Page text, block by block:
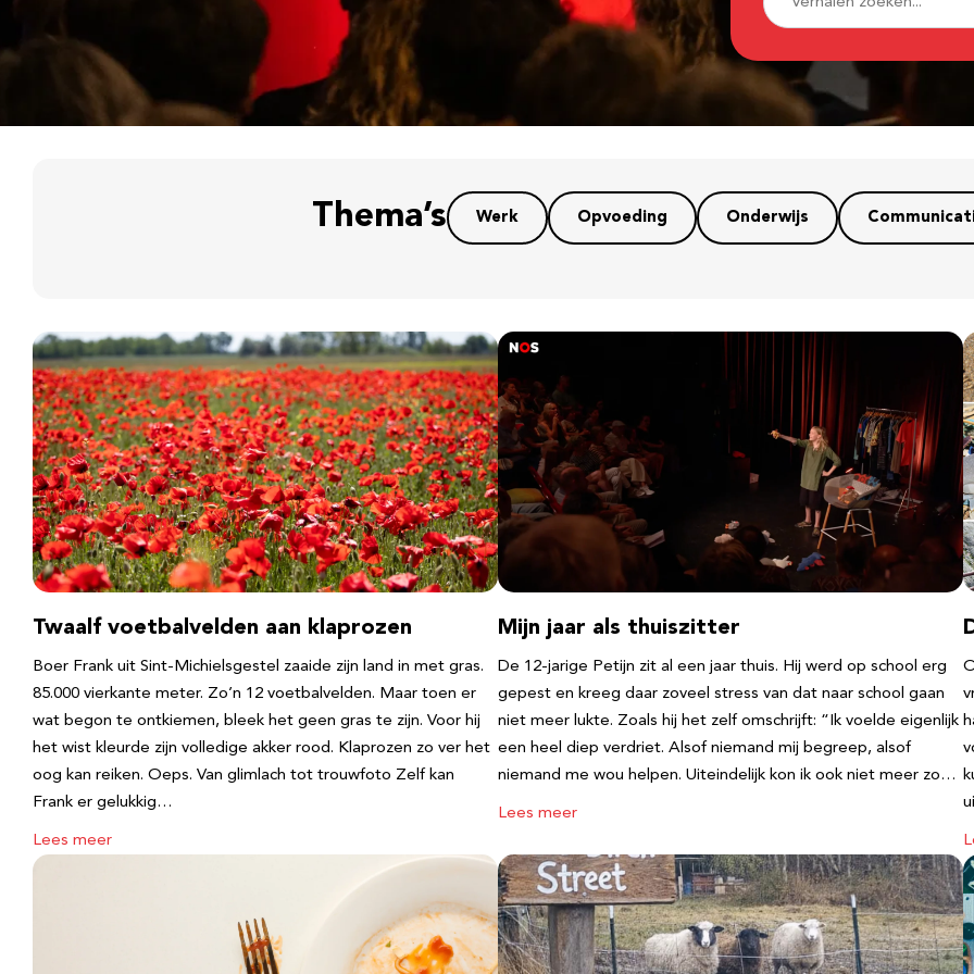
Thema’s Werk Opvoeding Onderwijs
Twaalf voetbalvelden aan klaprozen
Boer Frank uit Sint-Michielsgestel zaaide zijn land in met gras.
85.000 vierkante meter. Zo’n 12 voetbalvelden. Maar toen er
wat begon te ontkiemen, bleek het geen gras te zijn. Voor hij
het wist kleurde zijn volledige akker rood. Klaprozen zo ver het
oog kan reiken. Oeps. Van glimlach tot trouwfoto Zelf kan
Frank er gelukkig…
Lees meer
Mijn jaar als thuiszitter
De 12-jarige Petijn zit al een jaar thuis. Hij werd op school erg
gepest en kreeg daar zoveel stress van dat naar school gaan
niet meer lukte. Zoals hij het zelf omschrijft: “Ik voelde eigenlijk
een heel diep verdriet. Alsof niemand mij begreep, alsof
niemand me wou helpen. Uiteindelijk kon ik ook niet meer zo…
Lees meer